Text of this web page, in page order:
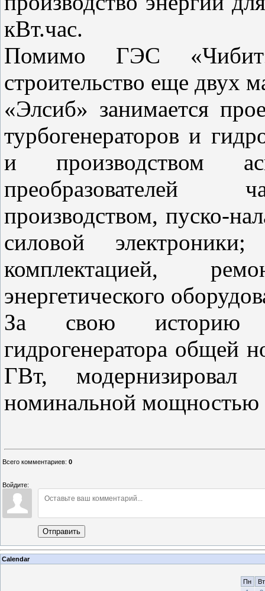
кВт.час.
Помимо ГЭС
строительство еще двух
«Элсиб» занимается
турбогенераторов и
и производством
преобразователей
производством, пуско-
силовой
комплектацией,
энергетического
За свою историю
гидрогенератора общей
ГВт, модернизировал
номинальной мощностью
Всего комментариев: 0
Войдите:
Отправить
Calendar
Пн
Вт